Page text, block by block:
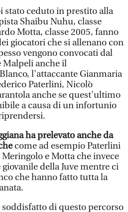
stato ceduto in prestito alla
Shaibu Nuhu, classe
Motta, classe 2005, fanno
giocatori che si allenano con
vengono convocati dal
Malpeli anche il
l'attaccante Gianmaria
Paterlini, Nicolò
anche se quest'ultimo
a causa di un infortunio
ha prelevato anche da
come ad esempio Paterlini
e Motta che invece
della Juve mentre ci
che hanno fatto tutta la
di questo percorso